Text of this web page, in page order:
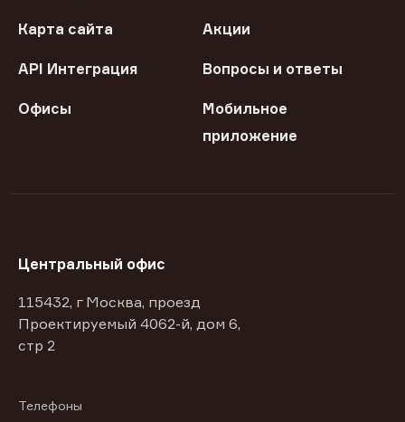
Карта сайта Акции
API Интеграция Вопросы и ответы
Офисы
Мобильное
приложение
Центральный офис
115432, г Москва, проезд
Проектируемый 4062-й, дом 6,
стр 2
Телефоны